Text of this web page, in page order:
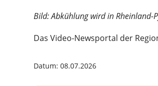
Bild: Abkühlung wird in
Das Video-Newsportal der
Datum: 08.07.2026